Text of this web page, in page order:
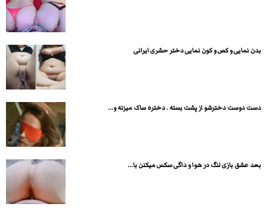
بدن نمایی و کص و کون نمایی دختر حشری ایرانی
دست دوست دخترشو از پشت بسته . دختره ساک میزنه و...
بعد عشق بازی لنگ در هوا و داگی سکس میکنن با...